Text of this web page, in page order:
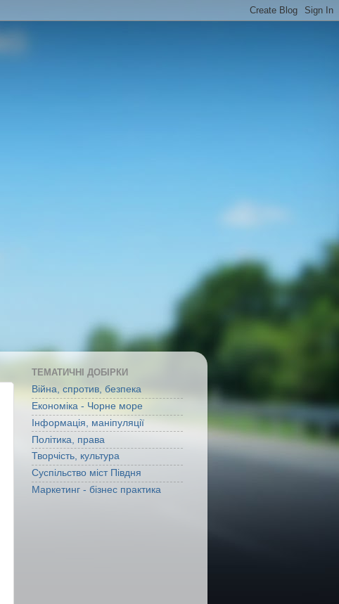
ТЕМАТИЧНІ ДОБІРКИ
Війна, спротив, безпека
Економіка - Чорне море
Інформація, маніпуляції
Політика, права
Творчість, культура
Суспільство міст Півдня
Маркетинг - бізнес практика